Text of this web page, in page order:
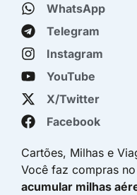
WhatsApp
Telegram
Instagram
YouTube
X/Twitter
Facebook
Cartões, Milhas e
Você faz compras no
acumular milhas